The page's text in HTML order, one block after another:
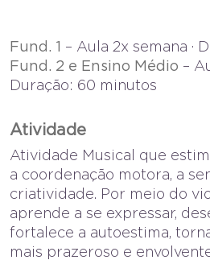
Fund. 1 – Aula 2x semana ·
Fund. 2 e Ensino Médio –
Duração: 60 minutos
Atividade
Atividade Musical que
a coordenação motora, a
criatividade. Por meio do
aprende a se expressar,
fortalece a autoestima,
mais prazeroso e